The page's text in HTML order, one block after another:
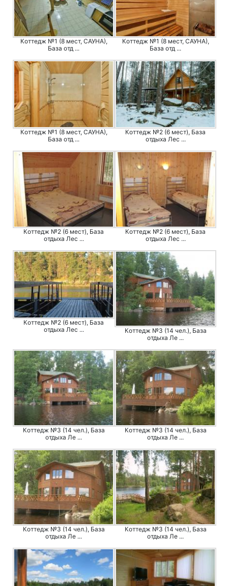
Коттедж №1 (8 мест, САУНА),
База отд ...
Коттедж №1 (8 мест, САУНА),
База отд ...
Коттедж №1 (8 мест, САУНА),
База отд ...
Коттедж №2 (6 мест), База
отдыха Лес ...
Коттедж №2 (6 мест), База
отдыха Лес ...
Коттедж №2 (6 мест), База
отдыха Лес ...
Коттедж №2 (6 мест), База
отдыха Лес ...
Коттедж №3 (14 чел.), База
отдыха Ле ...
Коттедж №3 (14 чел.), База
отдыха Ле ...
Коттедж №3 (14 чел.), База
отдыха Ле ...
Коттедж №3 (14 чел.), База
отдыха Ле ...
Коттедж №3 (14 чел.), База
отдыха Ле ...